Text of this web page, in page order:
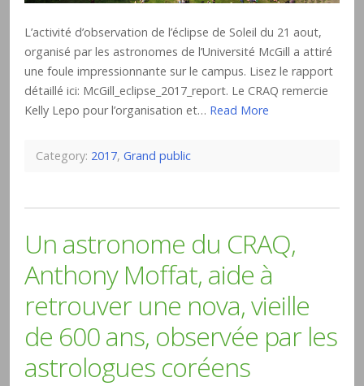
L’activité d’observation de l’éclipse de Soleil du 21 aout,
organisé par les astronomes de l’Université McGill a attiré
une foule impressionnante sur le campus. Lisez le rapport
détaillé ici: McGill_eclipse_2017_report. Le CRAQ remercie
Kelly Lepo pour l’organisation et… Read More
Category: 2017, Grand public
Un astronome du CRAQ,
Anthony Moffat, aide à
retrouver une nova, vieille
de 600 ans, observée par les
astrologues coréens